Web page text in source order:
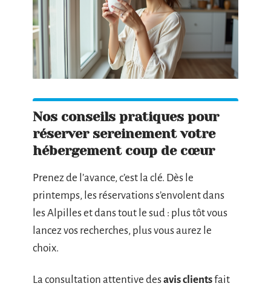
Nos conseils pratiques pour
réserver sereinement votre
hébergement coup de cœur
Prenez de l’avance, c’est la clé. Dès le
printemps, les réservations s’envolent dans
les Alpilles et dans tout le sud : plus tôt vous
lancez vos recherches, plus vous aurez le
choix.
La consultation attentive desavis clientsfait